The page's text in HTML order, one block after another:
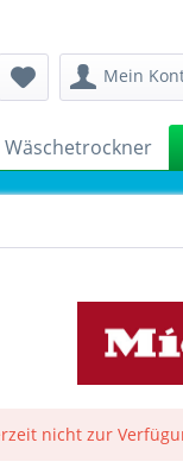
Mein
Wäschetrockner
nicht zur